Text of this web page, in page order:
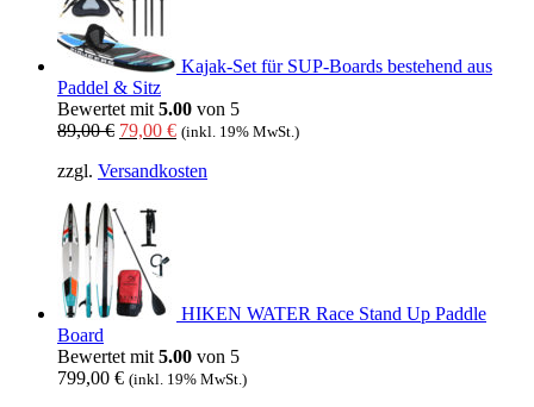
Kajak-Set für SUP-Boards bestehend aus
Paddel & Sitz
Bewertet mit 5.00 von 5
89,00€ Ursprünglicher
war:
79,00 €Aktueller
ist:
(inkl. 19% MwSt.)
zzgl. Versandkosten
HIKEN WATER Race Stand Up Paddle
Board
Bewertet mit 5.00 von 5
799,00 € (inkl. 19% MwSt.)